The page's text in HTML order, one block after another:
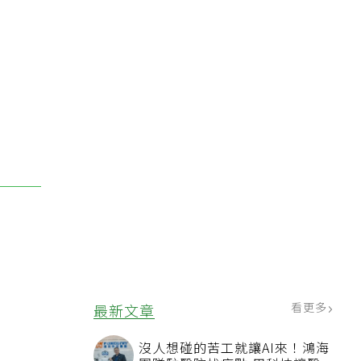
最新文章 看更多
沒人想碰的苦工就讓AI來！鴻海